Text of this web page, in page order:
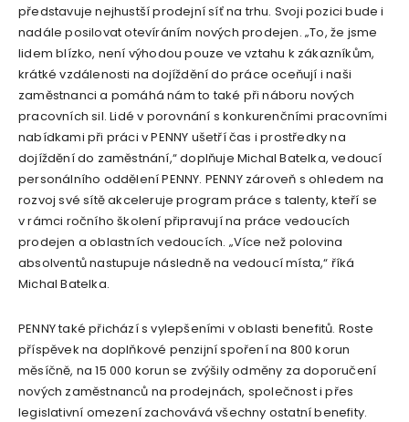
představuje nejhustší prodejní síť na trhu. Svoji pozici bude i
nadále posilovat otevíráním nových prodejen. „To, že jsme
lidem blízko, není výhodou pouze ve vztahu k zákazníkům,
krátké vzdálenosti na dojíždění do práce oceňují i naši
zaměstnanci a pomáhá nám to také při náboru nových
pracovních sil. Lidé v porovnání s konkurenčními pracovními
nabídkami při práci v PENNY ušetří čas i prostředky na
dojíždění do zaměstnání,“ doplňuje Michal Batelka, vedoucí
personálního oddělení PENNY. PENNY zároveň s ohledem na
rozvoj své sítě akceleruje program práce s talenty, kteří se
v rámci ročního školení připravují na práce vedoucích
prodejen a oblastních vedoucích. „Více než polovina
absolventů nastupuje následně na vedoucí místa,“ říká
Michal Batelka.
PENNY také přichází s vylepšeními v oblasti benefitů. Roste
příspěvek na doplňkové penzijní spoření na 800 korun
měsíčně, na 15 000 korun se zvýšily odměny za doporučení
nových zaměstnanců na prodejnách, společnost i přes
legislativní omezení zachovává všechny ostatní benefity.